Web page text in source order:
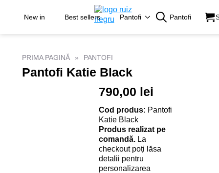
New in Best sellers Pantofi Pantofi
PRIMA PAGINĂ PANTOFI
Pantofi Katie Black
790,00 lei
Cod produs: Pantofi
Katie Black
Produs realizat pe
comandă. La
checkout poți lăsa
detalii pentru
personalizarea